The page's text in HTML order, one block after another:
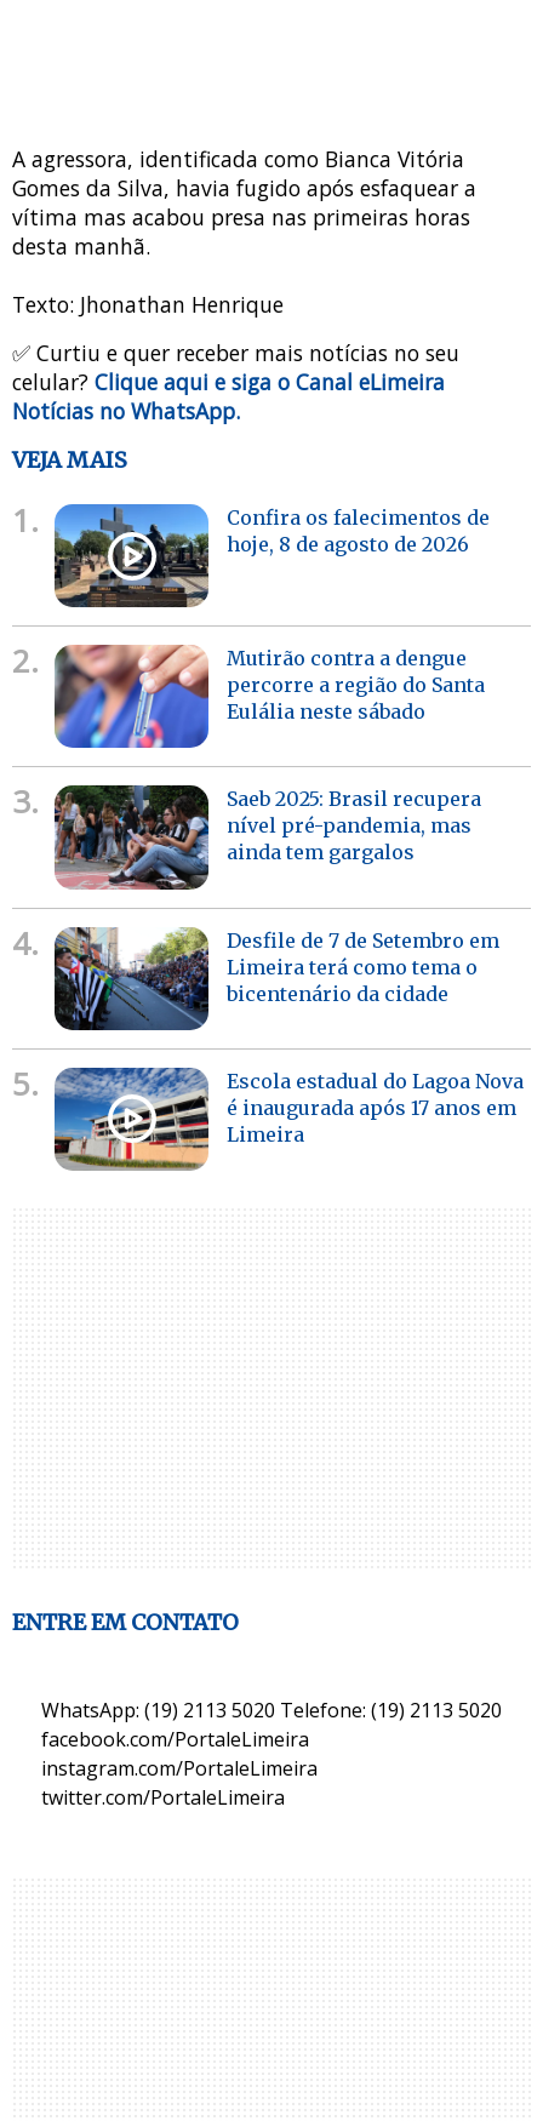
A agressora, identificada como Bianca Vitória
Gomes da Silva, havia fugido após esfaquear a
vítima mas acabou presa nas primeiras horas
desta manhã.
Texto: Jhonathan Henrique
✅ Curtiu e quer receber mais notícias no seu
celular? Clique aqui e siga o Canal eLimeira
Notícias no WhatsApp.
VEJA MAIS
1.
Confira os falecimentos de
hoje, 8 de agosto de 2026
2.
Mutirão contra a dengue
percorre a região do Santa
Eulália neste sábado
3.
Saeb 2025: Brasil recupera
nível pré-pandemia, mas
ainda tem gargalos
4.
Desfile de 7 de Setembro em
Limeira terá como tema o
bicentenário da cidade
5.
Escola estadual do Lagoa Nova
é inaugurada após 17 anos em
Limeira
ENTRE EM CONTATO
WhatsApp: (19) 2113 5020 Telefone: (19) 2113 5020
facebook.com/PortaleLimeira
instagram.com/PortaleLimeira
twitter.com/PortaleLimeira